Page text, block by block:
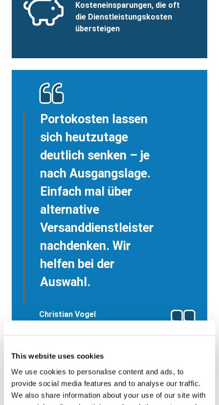
This website uses cookies
We use cookies to personalise content and ads, to
provide social media features and to analyse our traffic.
We also share information about your use of our site with
Image
Title
Kosteneinsparungen, die oft
die Dienstleistungskosten
übersteigen
Portokosten lassen
sich heutzutage
deutlich senken – je
nach Ausgangslage.
Einfach mal über
alternative
Versanddienstleister
nachdenken. Wir
helfen bei der
Auswahl.
Christian Vogel
Adress Services